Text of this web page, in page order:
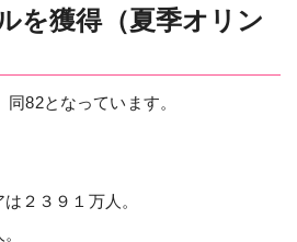
を獲得（夏季オリン
82となっています。
２３９１万人。